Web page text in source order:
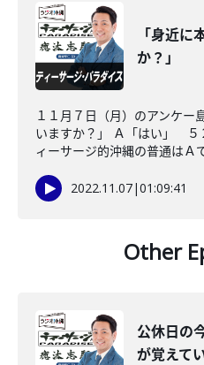
「身近に
か？」
１１月７日（月）のアンケー
いますか？」 Ａ「はい」 ５
ィーサージ的沖縄の普通はＡ
2022.11.07|01:09:41
Other
公休日の
が覚えて